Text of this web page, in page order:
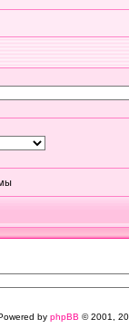
by phpBB © 2001,